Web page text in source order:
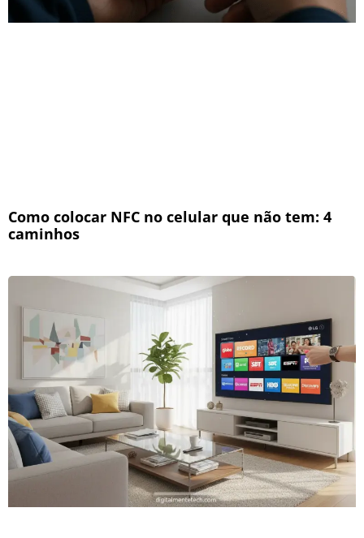
Como colocar NFC no celular que não tem: 4
caminhos